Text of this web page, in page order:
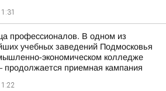
профессионалов. В одном из
учебных заведений Подмосковья
экономическом колледже
продолжается приемная кампания